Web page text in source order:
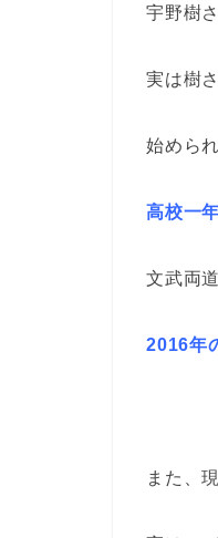
宇野樹
実は樹
始めら
高校一
文武両
2016年
また、